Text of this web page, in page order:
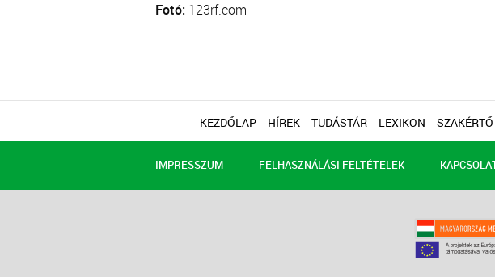
Fotó: 123rf.com
KEZDŐLAP HÍREK TUDÁSTÁR LEXIKON
IMPRESSZUM FELHASZNÁLÁSI FELTÉTELEK